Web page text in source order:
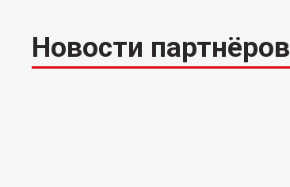
Новости партнёров